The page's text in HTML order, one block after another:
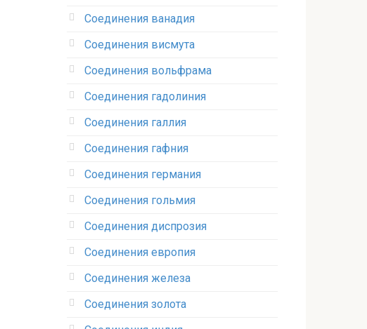
Соединения ванадия‎
Соединения висмута
Соединения вольфрама‎
Соединения гадолиния‎
Соединения галлия‎
Соединения гафния‎
Соединения германия‎
Соединения гольмия‎
Соединения диспрозия‎ ‎
Соединения европия‎
Соединения железа‎
Соединения золота‎